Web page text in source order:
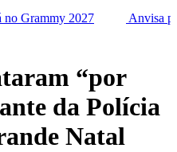
Anvisa pode aprovar
“por
da Polícia
Natal